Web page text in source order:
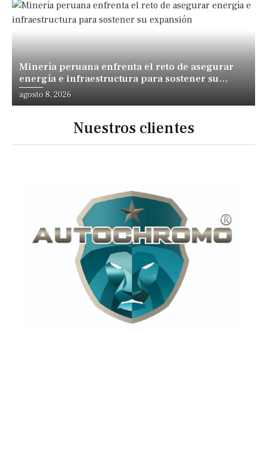
Minería peruana enfrenta el reto de asegurar
energía e infraestructura para sostener su
expansión
agosto 8, 2026
Nuestros clientes